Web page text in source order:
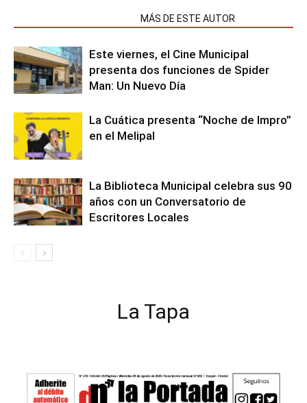
MÁS DE ESTE AUTOR
Este viernes, el Cine Municipal
presenta dos funciones de Spider
Man: Un Nuevo Día
La Cuática presenta “Noche de Impro”
en el Melipal
La Biblioteca Municipal celebra sus 90
años con un Conversatorio de
Escritores Locales
La Tapa